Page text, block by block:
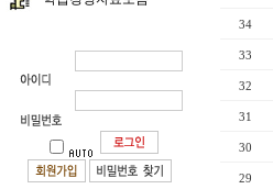
34
33
32
31
30
29